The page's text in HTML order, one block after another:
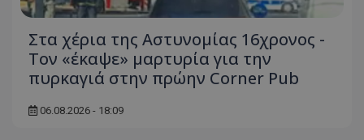
Στα χέρια της Αστυνομίας 16χρονος -
Τον «έκαψε» μαρτυρία για την
πυρκαγιά στην πρώην Corner Pub
06.08.2026 - 18:09